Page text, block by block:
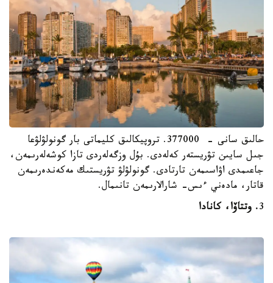
حالىق سانى - 377000. تروپيكالىق كليماتى بار گونولۋلۋعا
جىل سايىن تۋريستەر كەلەدى. بۇل وزگەلەردى تازا كوشەلەرىمەن،
جاعىمدى اۋاسىمەن تارتادى. گونولۋلۋ تۋريستىك مەكەندەرىمەن
قاتار، مادەني ءىس- شارالارىمەن تانىمال.
3. وتتاۆا، كانادا